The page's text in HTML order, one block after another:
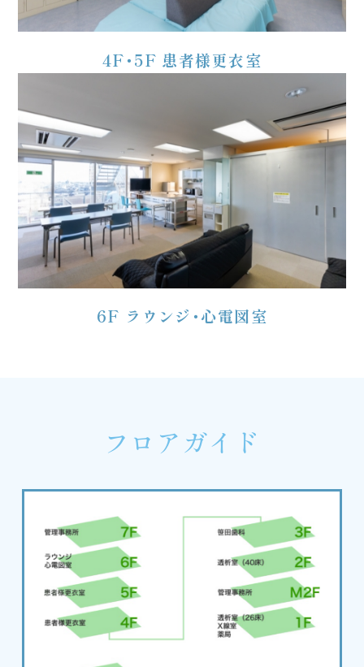
4F・5F 患者様更衣室
6F ラウンジ・心電図室
フロアガイド